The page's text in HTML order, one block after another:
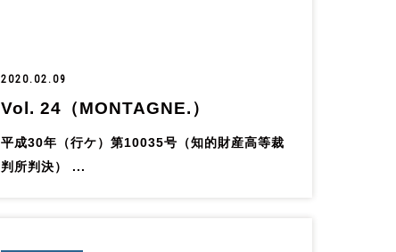
2020.02.09
Vol. 24（MONTAGNE.）
平成30年（行ケ）第10035号（知的財産高等裁
判所判決） ...